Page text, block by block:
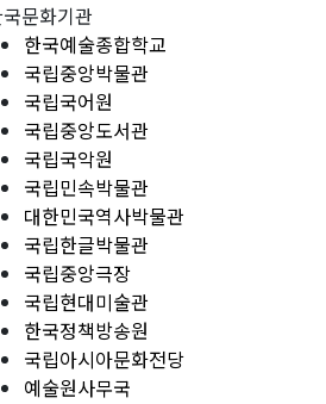
문화기관
한국예술종합학교
국립중앙박물관
국립국어원
국립중앙도서관
국립국악원
국립민속박물관
대한민국역사박물관
국립한글박물관
국립중앙극장
국립현대미술관
한국정책방송원
국립아시아문화전당
예술원사무국